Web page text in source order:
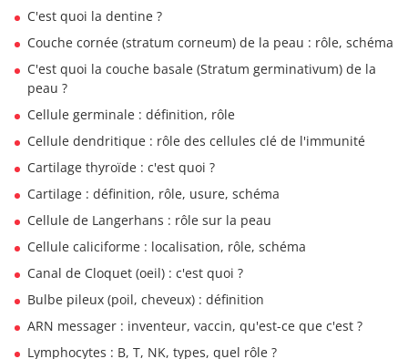
C'est quoi la dentine ?
Couche cornée (stratum corneum) de la peau : rôle, schéma
C'est quoi la couche basale (Stratum germinativum) de la
peau ?
Cellule germinale : définition, rôle
Cellule dendritique : rôle des cellules clé de l'immunité
Cartilage thyroïde : c'est quoi ?
Cartilage : définition, rôle, usure, schéma
Cellule de Langerhans : rôle sur la peau
Cellule caliciforme : localisation, rôle, schéma
Canal de Cloquet (oeil) : c'est quoi ?
Bulbe pileux (poil, cheveux) : définition
ARN messager : inventeur, vaccin, qu'est-ce que c'est ?
Lymphocytes : B, T, NK, types, quel rôle ?